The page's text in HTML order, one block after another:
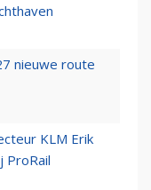
nieuwe route
KLM Erik
ProRail